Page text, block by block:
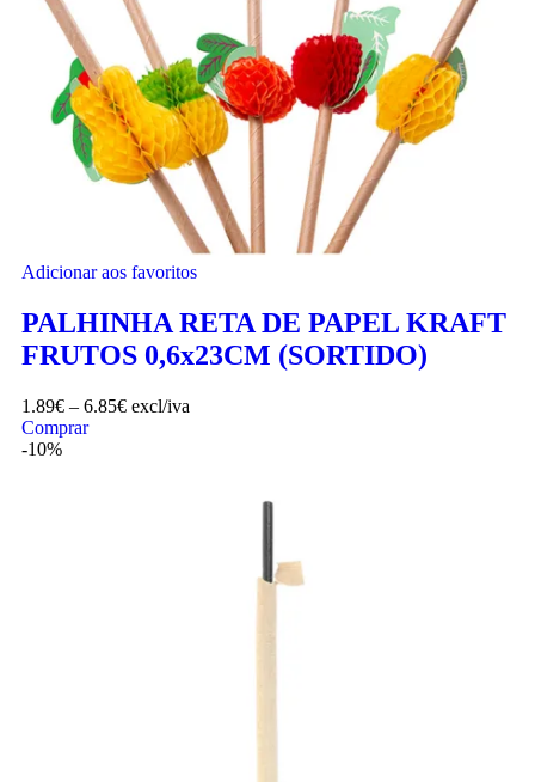
Adicionar aos favoritos
PALHINHA RETA DE PAPEL KRAFT
FRUTOS 0,6x23CM (SORTIDO)
1.89€ – 6.85€ excl/iva
Comprar
-10%